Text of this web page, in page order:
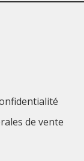
de vente